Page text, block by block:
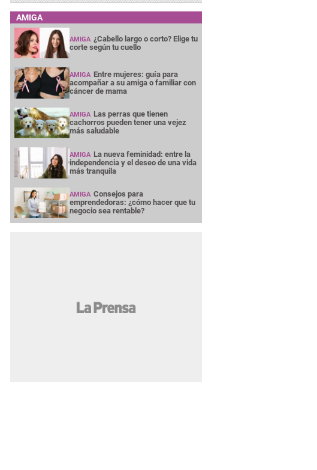
AMIGA
AMIGA ¿Cabello largo o corto? Elige tu
corte según tu cuello
AMIGA Entre mujeres: guía para
acompañar a su amiga o familiar con
cáncer de mama
AMIGA Las perras que tienen
cachorros pueden tener una vejez
más saludable
AMIGA La nueva feminidad: entre la
independencia y el deseo de una vida
más tranquila
AMIGA Consejos para
emprendedoras: ¿cómo hacer que tu
negocio sea rentable?